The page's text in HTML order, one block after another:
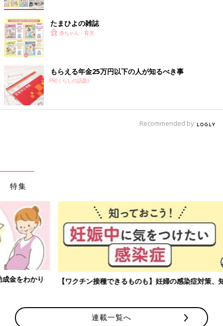
たまひよの雑誌
赤ちゃん・育児
もらえる年金25万円以下の人が知るべき事
PR(くらしの話題)
Recommended by
特集
【ワクチン接種できるものも】妊婦の感染症対策、知っておいて！
連載一覧へ